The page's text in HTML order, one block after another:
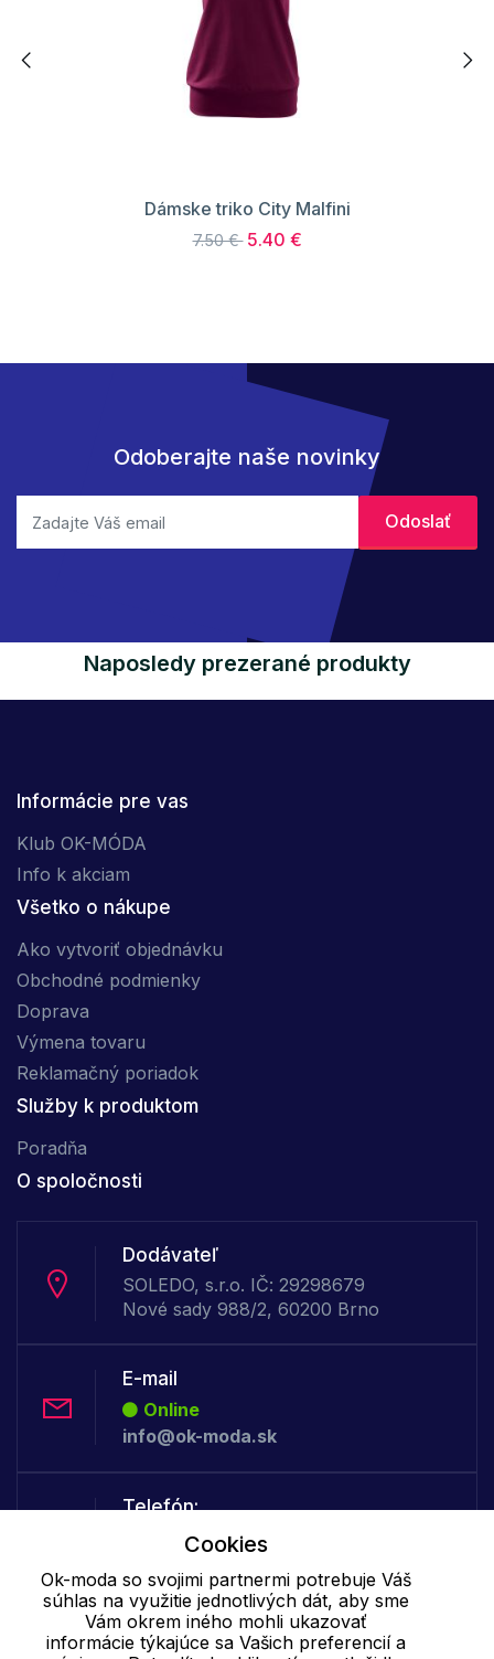
Dámske triko City Malfini
7.50 € 5.40 €
Odoberajte naše novinky
Naposledy prezerané produkty
Informácie pre vas
Klub OK-MÓDA
Info k akciam
Všetko o nákupe
Ako vytvoriť objednávku
Obchodné podmienky
Doprava
Výmena tovaru
Reklamačný poriadok
Služby k produktom
Poradňa
O spoločnosti
Dodávateľ
SOLEDO, s.r.o. IČ: 29298679
Nové sady 988/2, 60200 Brno
E-mail
Online
info@ok-moda.sk
Telefón:
Offline
Cookie - podrobné nastavenie| Ďalšie informácie|
osobných údajov
Cookies
Ok-moda so svojimi partnermi potrebuje Váš
súhlas na využitie jednotlivých dát, aby sme
Vám okrem iného mohli ukazovať
informácie týkajúce sa Vašich preferencií a